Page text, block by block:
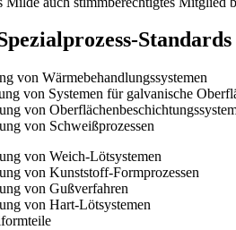
von Wärmebehandlungssystemen
von Systemen für galvanische
von
von Schweißprozessen
von Weich-Lötsystemen
von Kunststoff-Formprozessen
von Gußverfahren
von Hart-Lötsystemen